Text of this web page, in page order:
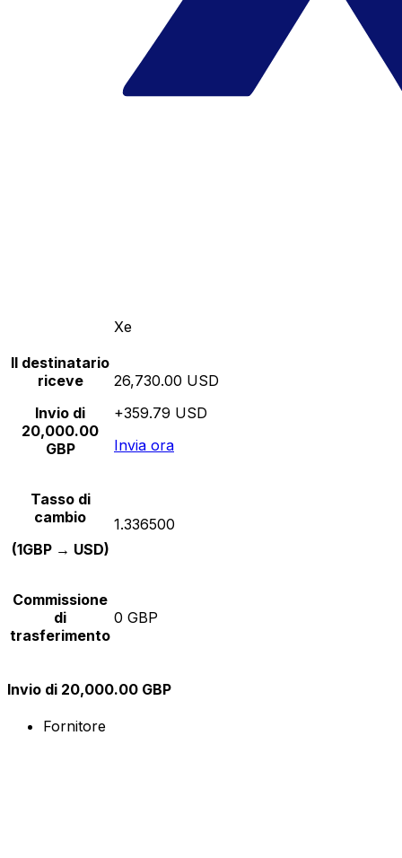
Xe
Il destinatario
riceve
Invio di
20,000.00
GBP
26,730.00 USD
+359.79 USD
Invia ora
Tasso di
cambio
(1GBP → USD)
1.336500
Commissione
di
trasferimento
0 GBP
Invio di 20,000.00 GBP
Fornitore